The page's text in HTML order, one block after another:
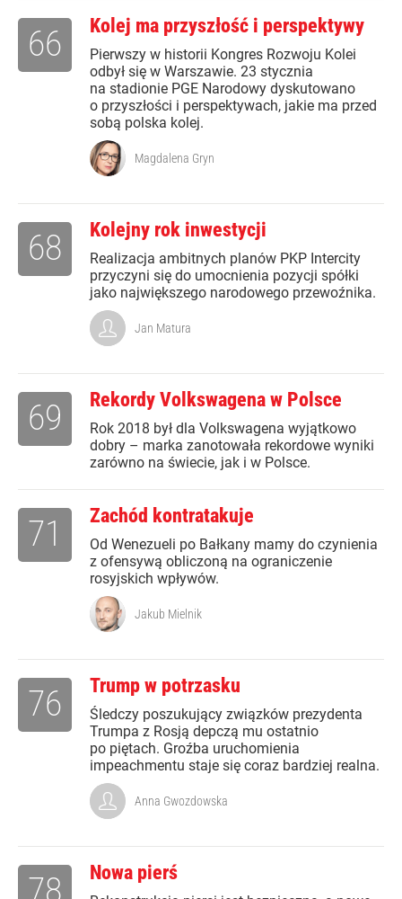
Kolej ma przyszłość i perspektywy
Pierwszy w historii Kongres Rozwoju Kolei
odbył się w Warszawie. 23 stycznia
na stadionie PGE Narodowy dyskutowano
o przyszłości i perspektywach, jakie ma przed
sobą polska kolej.
66
Magdalena Gryn
Kolejny rok inwestycji
Realizacja ambitnych planów PKP Intercity
przyczyni się do umocnienia pozycji spółki
jako największego narodowego przewoźnika.
68
Jan Matura
Rekordy Volkswagena w Polsce
Rok 2018 był dla Volkswagena wyjątkowo
dobry – marka zanotowała rekordowe wyniki
zarówno na świecie, jak i w Polsce.
69
Zachód kontratakuje
Od Wenezueli po Bałkany mamy do czynienia
z ofensywą obliczoną na ograniczenie
rosyjskich wpływów.
71
Jakub Mielnik
Trump w potrzasku
Śledczy poszukujący związków prezydenta
Trumpa z Rosją depczą mu ostatnio
po piętach. Groźba uruchomienia
impeachmentu staje się coraz bardziej realna.
76
Anna Gwozdowska
Nowa pierś
78